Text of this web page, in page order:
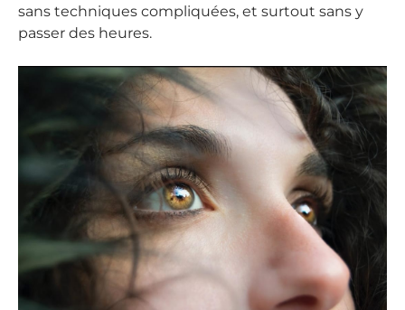
sans techniques compliquées, et surtout sans y
passer des heures.